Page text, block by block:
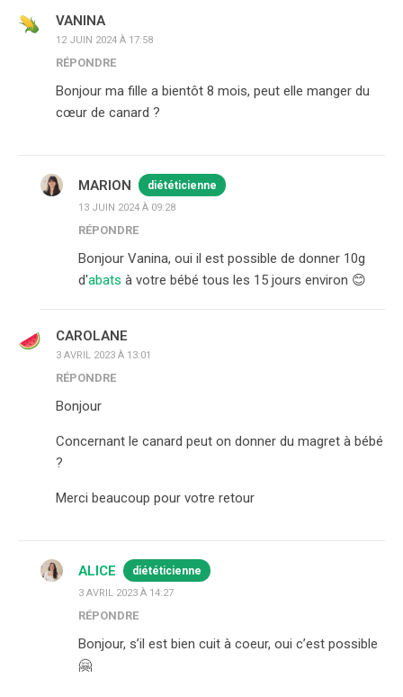
VANINA
12 JUIN 2024 À 17:58
RÉPONDRE
Bonjour ma fille a bientôt 8 mois, peut elle manger du
cœur de canard ?
MARION diététicienne
13 JUIN 2024 À 09:28
RÉPONDRE
Bonjour Vanina, oui il est possible de donner 10g
d'abats à votre bébé tous les 15 jours environ 😊
CAROLANE
3 AVRIL 2023 À 13:01
RÉPONDRE
Bonjour
Concernant le canard peut on donner du magret à bébé
?
Merci beaucoup pour votre retour
ALICE diététicienne
3 AVRIL 2023 À 14:27
RÉPONDRE
Bonjour, s’il est bien cuit à coeur, oui c’est possible
🤗